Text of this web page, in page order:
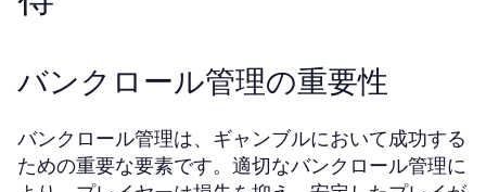
バンクロール管理の重要性
バンクロール管理は、ギャンブルにおいて成功する
ための重要な要素です。適切なバンクロール管理に